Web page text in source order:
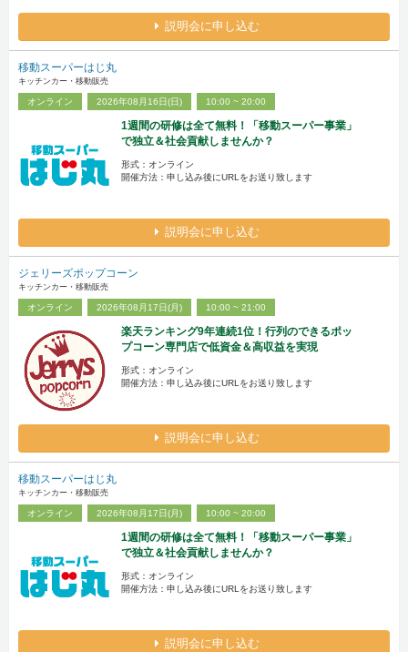
説明会に申し込む
移動スーパーはじ丸
キッチンカー・移動販売
オンライン 2026年08月16日(日) 10:00 ~ 20:00
1週間の研修は全て無料！「移動スーパー事業」
で独立＆社会貢献しませんか？
形式：オンライン
開催方法：申し込み後にURLをお送り致します
説明会に申し込む
ジェリーズポップコーン
キッチンカー・移動販売
オンライン 2026年08月17日(月) 10:00 ~ 21:00
楽天ランキング9年連続1位！行列のできるポッ
プコーン専門店で低資金＆高収益を実現
形式：オンライン
開催方法：申し込み後にURLをお送り致します
説明会に申し込む
移動スーパーはじ丸
キッチンカー・移動販売
オンライン 2026年08月17日(月) 10:00 ~ 20:00
1週間の研修は全て無料！「移動スーパー事業」
で独立＆社会貢献しませんか？
形式：オンライン
開催方法：申し込み後にURLをお送り致します
説明会に申し込む